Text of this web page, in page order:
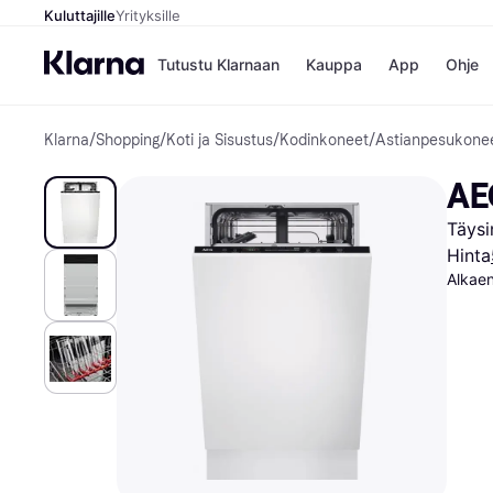
KuluttajilleYrityksille
Tutustu Klarnaan Kauppa
Kaupat
Gigantti
H&M
Peten
Wolt
App Ohje
Klarna/Shopping/Koti ja Sisustus/Kodinkoneet/
Hinta